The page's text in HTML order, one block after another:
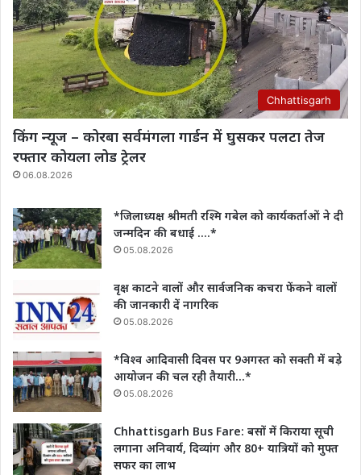
Chhattisgarh
किंग न्यूज – कोरबा सर्वमंगला गार्डन में घुसकर पलटा तेज
रफ्तार कोयला लोड ट्रेलर
06.08.2026
*जिलाध्यक्ष श्रीमती रश्मि गबेल को कार्यकर्ताओं ने दी
जन्मदिन की बधाई ….*
05.08.2026
वृक्ष काटने वालों और सार्वजनिक कचरा फेंकने वालों
की जानकारी दें नागरिक
05.08.2026
*विश्व आदिवासी दिवस पर 9अगस्त को सक्ती में बड़े
आयोजन की चल रही तैयारी…*
05.08.2026
Chhattisgarh Bus Fare: बसों में किराया सूची
लगाना अनिवार्य, दिव्यांग और 80+ यात्रियों को मुफ्त
सफर का लाभ